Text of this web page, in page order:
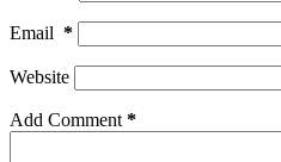
Email *
Website
Add Comment *